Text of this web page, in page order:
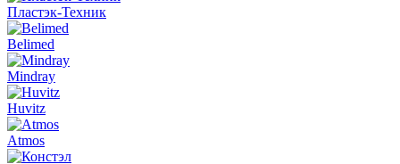
Пластэк-Техник
Belimed
Mindray
Huvitz
Atmos